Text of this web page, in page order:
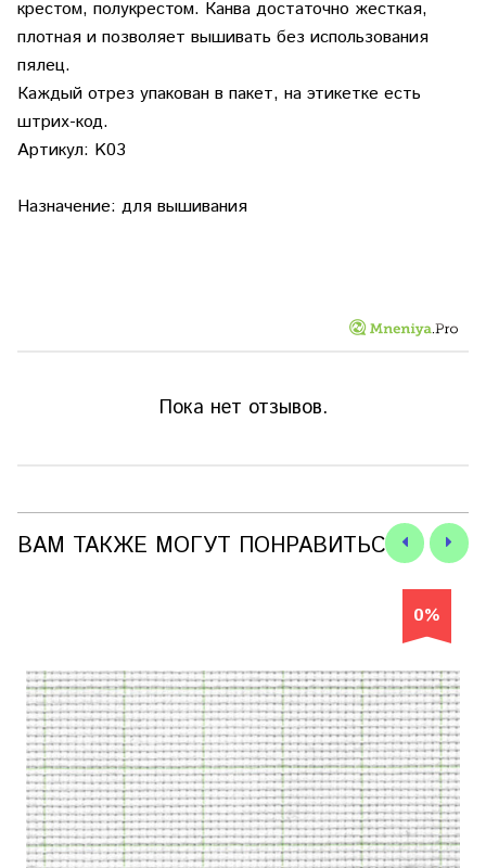
крестом, полукрестом. Канва достаточно жесткая,
плотная и позволяет вышивать без использования
пялец.
Каждый отрез упакован в пакет, на этикетке есть
штрих-код.
Артикул: K03
Назначение: для вышивания
Пока нет отзывов.
ВАМ ТАКЖЕ МОГУТ ПОНРАВИТЬСЯ
0%